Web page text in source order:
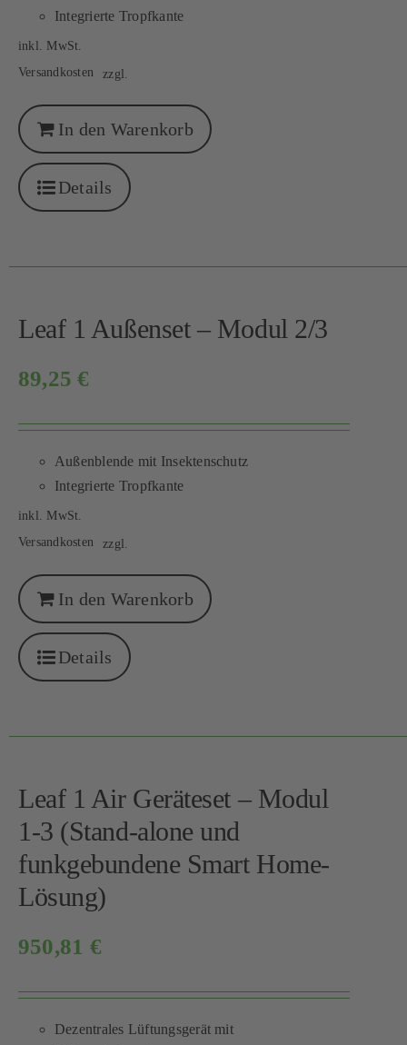
Integrierte Tropfkante
inkl. MwSt.
zzgl.
Versandkosten
In den Warenkorb
Details
Leaf 1 Außenset – Modul 2/3
89,25€
Außenblende mit Insektenschutz
Integrierte Tropfkante
inkl. MwSt.
zzgl.
Versandkosten
In den Warenkorb
Details
Leaf 1 Air Geräteset – Modul
1-3 (Stand-alone und
funkgebundene Smart Home-
Lösung)
950,81 €
Dezentrales Lüftungsgerät mit